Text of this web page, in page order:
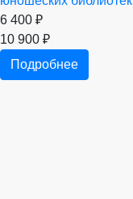
6 400 ₽
10 900 ₽
Подробнее